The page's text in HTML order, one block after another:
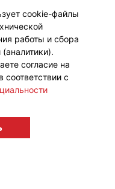
cookie-файлы
работы и сбора
согласие на
соответствии с